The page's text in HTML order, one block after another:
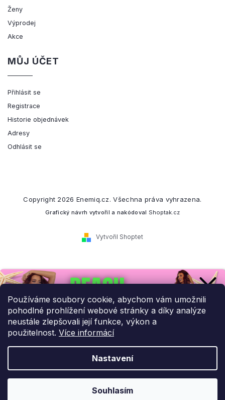
Používáme soubory cookie, abychom vám umožnili
pohodlné prohlížení webové stránky a díky analýze
neustále zlepšovali její funkce, výkon a
použitelnost. Více informácí
Nastavení
Souhlasím
Ženy
Výprodej
Akce
MŮJ ÚČET
Přihlásit se
Registrace
Historie objednávek
Adresy
Odhlásit se
Vytvořil Shoptet
Copyright 2026 Enemiq.cz. Všechna práva vyhrazena.
Grafický návrh vytvořil a nakódoval Shoptak.cz
Přihlaste se k našemu
newsletteru.
Budeme vám posílat informace o našich novinkách a slevových
akcích.
Odebírat newsletter
UPLATNIT SLEVU!